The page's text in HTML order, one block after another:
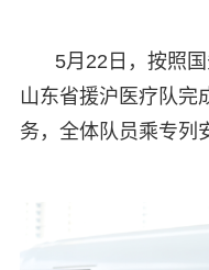
5月22日，按照
山东省援沪医疗队完
务，全体队员乘专列